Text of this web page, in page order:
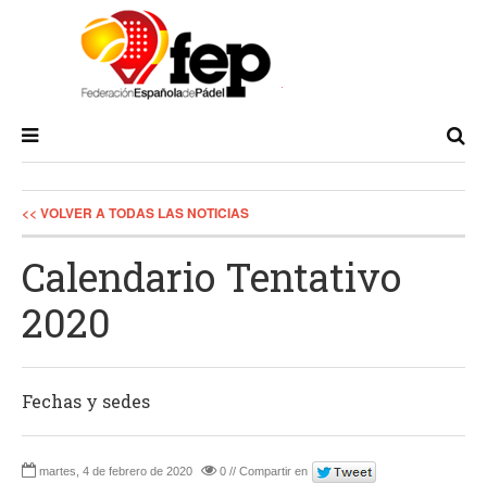
<< VOLVER A TODAS LAS NOTICIAS
Calendario Tentativo
2020
Fechas y sedes
martes, 4 de febrero de 2020 0 // Compartir en